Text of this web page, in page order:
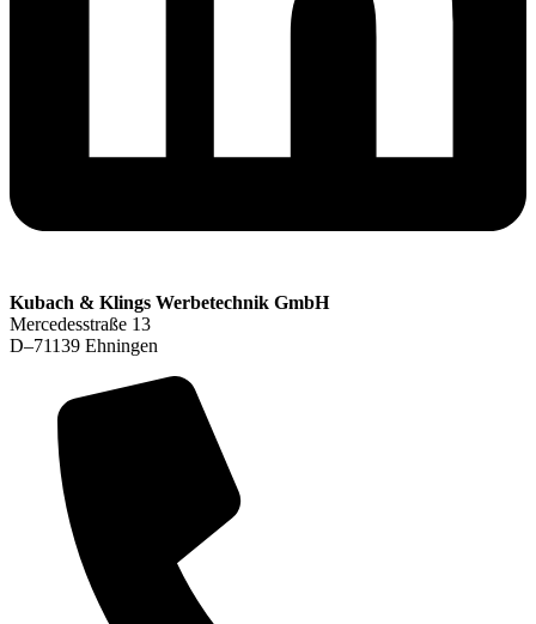
Kubach & Klings Werbetechnik GmbH
Mercedesstraße 13
D–71139 Ehningen